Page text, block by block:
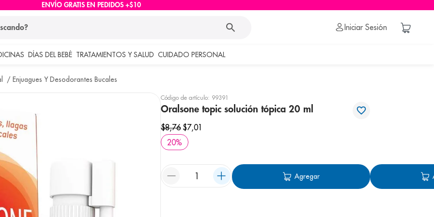
ENVÍO GRATIS EN PEDIDOS +$10
Iniciar Sesión
DÍAS DEL BEBÉ TRATAMIENTOS Y SALUD CUIDADO PERSONAL
Enjuagues Y Desodorantes Bucales
Código de artículo: 99391
Oralsone topic solución tópica 20 ml
$8,76 $7,01
20%
Agregar
buscados